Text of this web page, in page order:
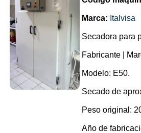
Marca: Italvisa
Secadora para
Fabricante |
Modelo: E50.
Secado de
Peso original:
Año de